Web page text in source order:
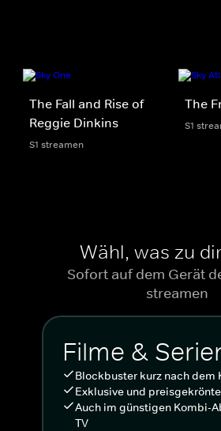
The Fall and Rise of
Reggie Dinkins
S1 streamen
The
S1
Wähl, was zu
Sofort auf dem Gerät
streamen
Filme &
Blockbuster kurz nach dem
Exklusive und
Auch im günstigen Kombi-
TV